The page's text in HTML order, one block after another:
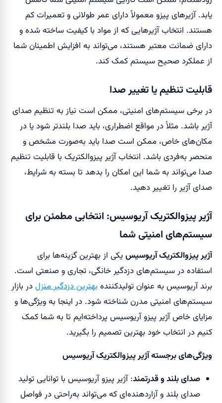
یابد. آژیرهای پیزو معمولاً دارای عمر طولانی و تعمیرات کم
هستند. انتخاب آژیرهایی که از مواد با کیفیت ساخته شده و
دارای ضمانت معتبر هستند، می‌تواند به افزایش اطمینان شما
از عملکرد صحیح سیستم کمک کند.
قابلیت تنظیم یا تغییر صدا
در برخی سیستم‌های امنیتی، ممکن است نیاز به تنظیم صدای
آژیر باشد. مثلاً در مواقع اضطراری، باید صدا بلندتر شود یا در
مکان‌های خاص، ممکن است صدا باید به‌صورت مشخص و
منحصر به‌فردی باشد. انتخاب آژیر پیزوالکتریک با قابلیت تنظیم
صدا می‌تواند به شما این امکان را بدهد تا بسته به شرایط،
صدای آژیر را تغییر دهید.
آژیر پیزوالکتریک آریوسیس: انتخابی مطمئن برای
سیستم‌های امنیتی شما
آژیر پیزوالکتریک آریوسیسیکی از بهترین گزینه‌ها برای
استفاده در سیستم‌های دزدگیر خانگی، تجاری و صنعتی است.
برند آریوسیس به عنوان تولیدکنندهبهترین دزدگیر منزلدر بازار
سیستم‌های امنیتی مدرن شناخته شود. در اینجا به ویژگی‌ها و
مزایای خاص آژیر پیزو آریوسیس پرداخته‌ایم تا به شما کمک
کنیم در انتخاب خود بهترین تصمیم را بگیرید.
ویژگی‌های برجسته آژیر پیزوالکتریک آریوسیس
صدای بلند و قدرتمند: آژیر پیزو آریوسیس با توانایی تولید
صدای بلند و آزاردهنده‌ای که می‌تواند به‌راحتی در فواصل